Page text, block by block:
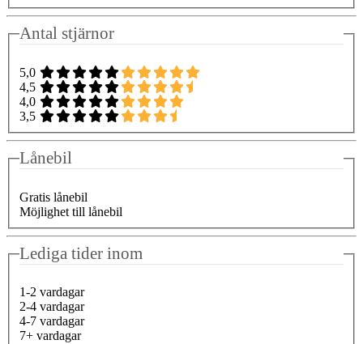
Antal stjärnor
5,0
4,5
4,0
3,5
Lånebil
Gratis lånebil
Möjlighet till lånebil
Lediga tider inom
1-2 vardagar
2-4 vardagar
4-7 vardagar
7+ vardagar